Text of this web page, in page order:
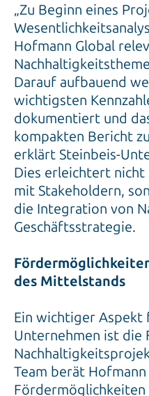
„Zu Beginn eines
Hofmann Global
Darauf aufbauend
wichtigsten
dokumentiert und
kompakten Bericht
erklärt Steinbeis-
Dies erleichtert
mit Stakeholdern,
die Integration von
Geschäftsstrategie.
des Mittelstands
Ein wichtiger
Unternehmen ist die
Team berät
Fördermöglichkeiten